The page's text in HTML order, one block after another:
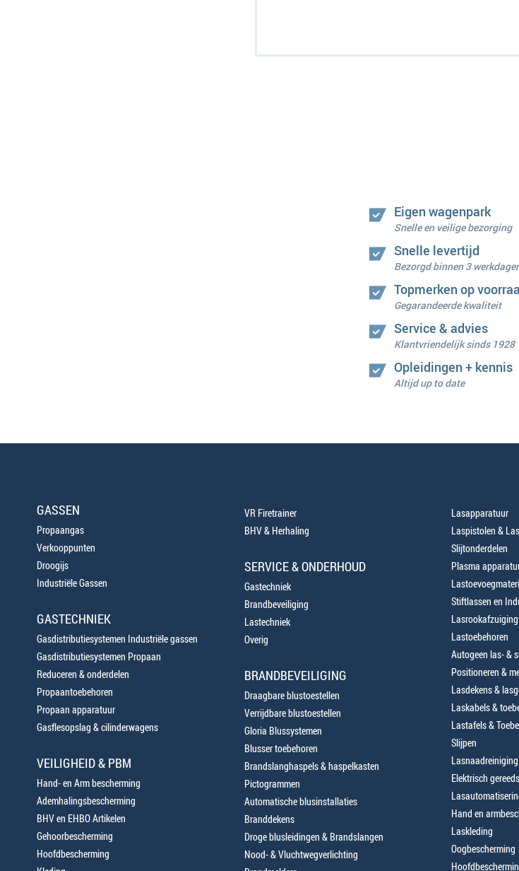
Eigen wagenpark
Snelle en veilige bezorging
Snelle levertijd
Bezorgd binnen 3
Topmerken op
Gegarandeerde kwaliteit
Service & advies
Klantvriendelijk sinds 1928
Opleidingen + kennis
Altijd up to date
GASSEN
Propaangas
Verkooppunten
Droogijs
Industriële Gassen
GASTECHNIEK
Gasdistributiesystemen Industriële gassen
Gasdistributiesystemen Propaan
Reduceren & onderdelen
Propaantoebehoren
Propaan apparatuur
Gasflesopslag & cilinderwagens
VEILIGHEID & PBM
Hand- en Arm bescherming
Ademhalingsbescherming
BHV en EHBO Artikelen
Gehoorbescherming
Hoofdbescherming
VR Firetrainer
BHV & Herhaling
SERVICE & ONDERHOUD
Gastechniek
Brandbeveiliging
Lastechniek
Overig
BRANDBEVEILIGING
Draagbare blustoestellen
Verrijdbare blustoestellen
Gloria Blussystemen
Blusser toebehoren
Brandslanghaspels & haspelkasten
Pictogrammen
Automatische blusinstallaties
Branddekens
Droge blusleidingen & Brandslangen
Nood- & Vluchtwegverlichting
Lasapparatuur
Laspistolen &
Slijtonderdelen
Plasma
Stiftlassen en
Lasrookafzuiging
Lastoebehoren
Autogeen las- &
Positioneren &
Lasdekens &
Laskabels &
Lastafels &
Slijpen
Lasnaadreiniging
Elektrisch
Hand en
Laskleding
Oogbescherming